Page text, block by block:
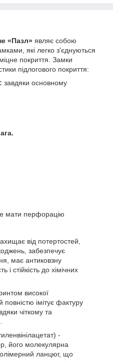
«Пазл» являє собою
які легко з'єднуються
покриття. Замки
підлогового покриття:
завдяки основному
мати перфорацію
від потертостей,
забезпечує
має антиковзну
і стійкість до хімічних
високої
повністю імітує фактуру
чіткому та
-
його молекулярна
ланцюг, що